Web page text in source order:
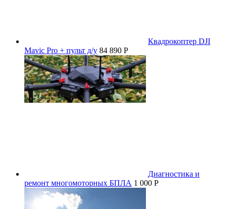
Квадрокоптер DJI
Mavic Pro + пульт д/у 84 890 P
Диагностика и
ремонт многомоторных БПЛА 1 000 P